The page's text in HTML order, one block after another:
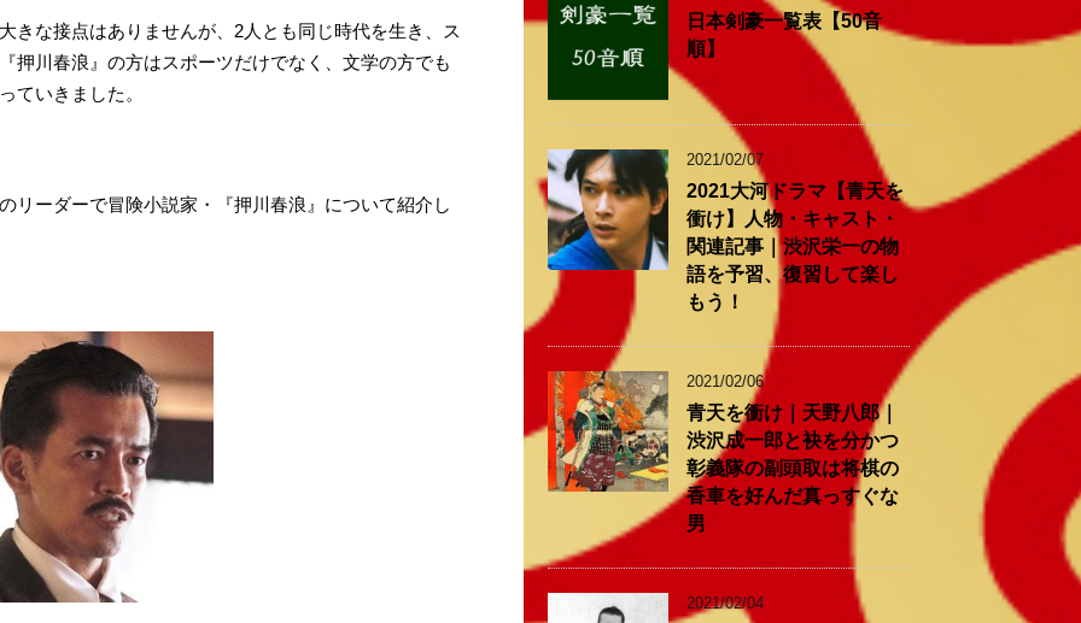
きな接点はありませんが、2人とも同じ時代を生き、ス
押川春浪』の方はスポーツだけでなく、文学の方でも
ていきました。
リーダーで冒険小説家・『押川春浪』について紹介し
日本剣豪一覧表【50音
順】
2021/02/07
2021大河ドラマ【青天を
衝け】人物・キャスト・
関連記事｜渋沢栄一の物
語を予習、復習して楽し
もう！
2021/02/06
青天を衝け｜天野八郎｜
渋沢成一郎と袂を分かつ
彰義隊の副頭取は将棋の
香車を好んだ真っすぐな
男
2021/02/04